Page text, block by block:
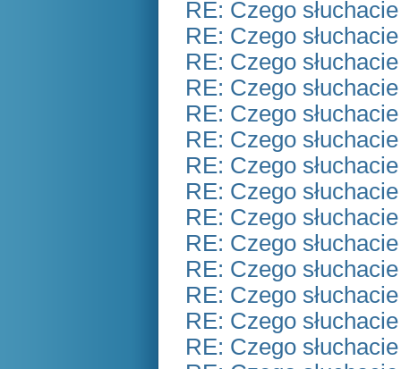
RE: Czego
RE: Czego
RE: Czego
RE: Czego
RE: Czego
RE: Czego
RE: Czego
RE: Czego
RE: Czego
RE: Czego
RE: Czego
RE: Czego
RE: Czego
RE: Czego